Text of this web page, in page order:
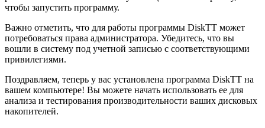
чтобы запустить программу.
Важно отметить, что для работы программы DiskTT может
потребоваться права администратора. Убедитесь, что вы
вошли в систему под учетной записью с соответствующими
привилегиями.
Поздравляем, теперь у вас установлена программа DiskTT на
вашем компьютере! Вы можете начать использовать ее для
анализа и тестирования производительности ваших дисковых
накопителей.